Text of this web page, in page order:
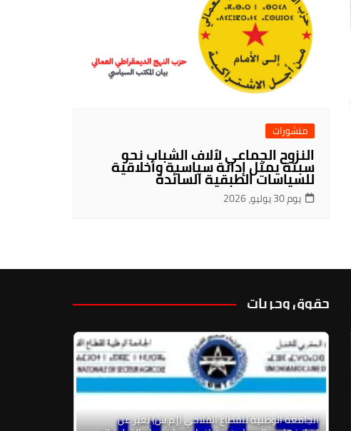
منشورات
النزوح الجماعي لٱلاف الشباب نحو
سبتة يمثل إدانة سياسية وأخلاقية
للسياسات الطبقية السائدة
يوم 30 يوليو، 2026
حقوق وحريات
الجامعة الوطنية للقطاع الفلاحي (إ.م.ش) تعبر عن